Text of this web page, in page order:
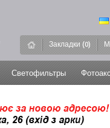
Закладки (0)
Светофильтры